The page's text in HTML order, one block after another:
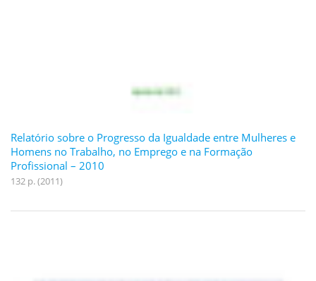
Relatório sobre o Progresso da Igualdade entre Mulheres e
Homens no Trabalho, no Emprego e na Formação
Profissional – 2010
132 p. (2011)